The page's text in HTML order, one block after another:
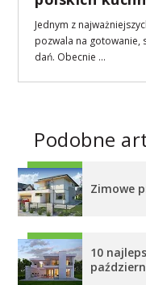
Jednym z
pozwala na gotowanie,
dań. Obecnie ...
Podobne
Zimowe
10